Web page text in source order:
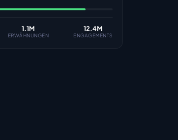
1.1M
ERWÄHNUNGEN
12.4M
ENGAGEMENTS